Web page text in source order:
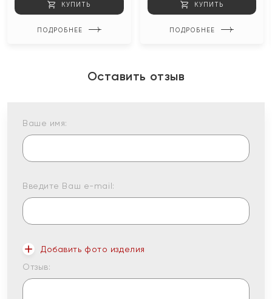
КУПИТЬ
ПОДРОБНЕЕ
КУПИТЬ
ПОДРОБНЕЕ
Оставить отзыв
Ваше имя:
Введите Ваш e-mail:
Добавить фото изделия
Отзыв: